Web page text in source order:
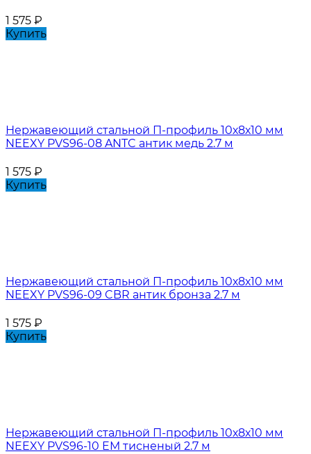
1 575 ₽
Купить
Нержавеющий стальной П-профиль 10х8х10 мм
NEEXY PVS96-08 ANTC антик медь 2.7 м
1 575 ₽
Купить
Нержавеющий стальной П-профиль 10х8х10 мм
NEEXY PVS96-09 CBR антик бронза 2.7 м
1 575 ₽
Купить
Нержавеющий стальной П-профиль 10х8х10 мм
NEEXY PVS96-10 EM тисненый 2.7 м